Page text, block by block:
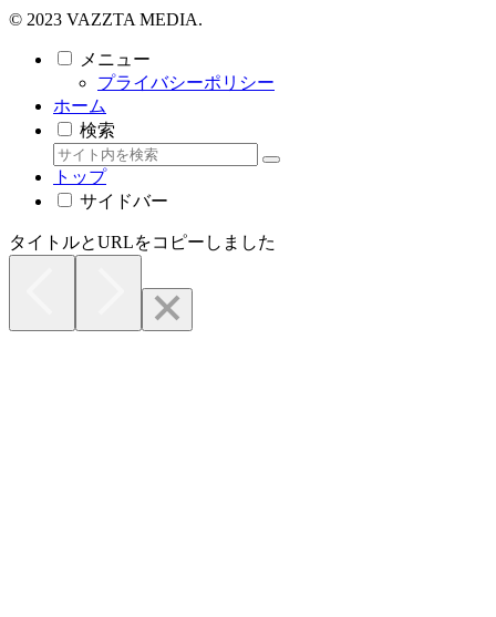
© 2023 VAZZTA MEDIA.
メニュー
プライバシーポリシー
ホーム
検索
トップ
サイドバー
タイトルとURLをコピーしました